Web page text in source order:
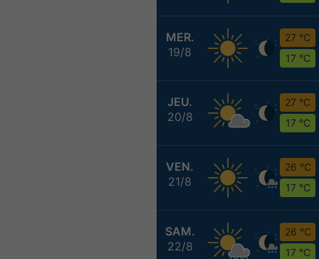
MER.
19/8
27 °C
17 °C
JEU.
20/8
27 °C
17 °C
VEN.
21/8
26 °C
17 °C
SAM.
22/8
26 °C
17 °C